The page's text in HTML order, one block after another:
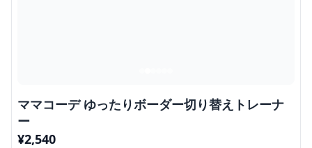
ママコーデ ゆったりボーダー切り替えトレーナ
ー
¥2,540